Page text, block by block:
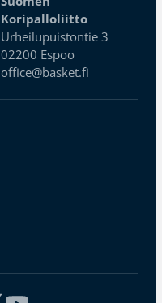
Koripalloliitto
Urheilupuistontie 3
02200 Espoo
office@basket.fi